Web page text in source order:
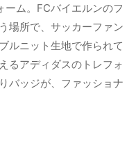
ム。FCバイエルンのフ
場所で、サッカーファン
ルニット生地で作られて
るアディダスのトレフォ
バッジが、ファッショナ